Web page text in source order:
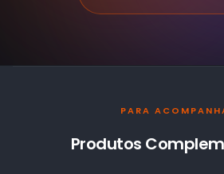
PARA
Produtos